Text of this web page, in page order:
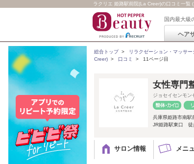
ラクリエ 姫路駅前院(La Creer)の口コミ一覧
国内最大級
ヘア
総合トップ> リラクゼーション・マッサ
Creer) > 口コミ > 11ページ目
女性専門
ジョセイセンモン
兵庫県姫路市南駅
JR姫路駅東口 徒
サロン情報 メニ